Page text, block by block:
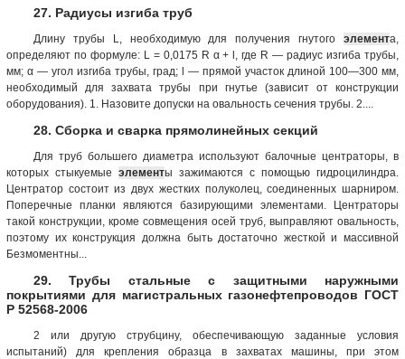
27. Радиусы изгиба труб
Длину трубы L, необходимую для получения гнутого элемента,
определяют по формуле: L = 0,0175 R α + l, где R — радиус изгиба трубы,
мм; α — угол изгиба трубы, град; l — прямой участок длиной 100—300 мм,
необходимый для захвата трубы при гнутье (зависит от конструкции
оборудования). 1. Назовите допуски на овальность сечения трубы. 2....
28. Сборка и сварка прямолинейных секций
Для труб большего диаметра используют балочные центраторы, в
которых стыкуемые элементы зажимаются с помощью гидроцилиндра.
Центратор состоит из двух жестких полуколец, соединенных шарниром.
Поперечные планки являются базирующими элементами. Центраторы
такой конструкции, кроме совмещения осей труб, выправляют овальность,
поэтому их конструкция должна быть достаточно жесткой и массивной
Безмоментны...
29. Трубы стальные с защитными наружными
покрытиями для магистральных газонефтепроводов ГОСТ
Р 52568-2006
2 или другую струбцину, обеспечивающую заданные условия
испытаний) для крепления образца в захватах машины, при этом